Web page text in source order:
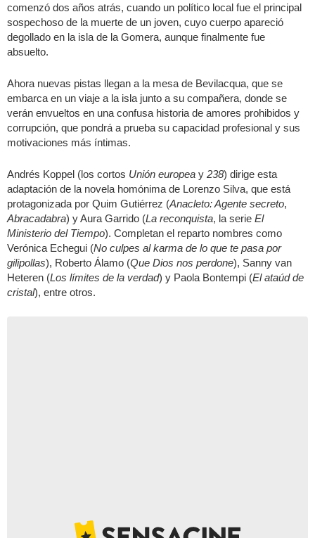
comenzó dos años atrás, cuando un político local fue el principal
sospechoso de la muerte de un joven, cuyo cuerpo apareció
degollado en la isla de la Gomera, aunque finalmente fue
absuelto.
Ahora nuevas pistas llegan a la mesa de Bevilacqua, que se
embarca en un viaje a la isla junto a su compañera, donde se
verán envueltos en una confusa historia de amores prohibidos y
corrupción, que pondrá a prueba su capacidad profesional y sus
motivaciones más íntimas.
Andrés Koppel (los cortos Unión europea y 238) dirige esta
adaptación de la novela homónima de Lorenzo Silva, que está
protagonizada por Quim Gutiérrez (Anacleto: Agente secreto,
Abracadabra) y Aura Garrido (La reconquista, la serie El
Ministerio del Tiempo). Completan el reparto nombres como
Verónica Echegui (No culpes al karma de lo que te pasa por
gilipollas), Roberto Álamo (Que Dios nos perdone), Sanny van
Heteren (Los límites de la verdad) y Paola Bontempi (El ataúd de
cristal), entre otros.